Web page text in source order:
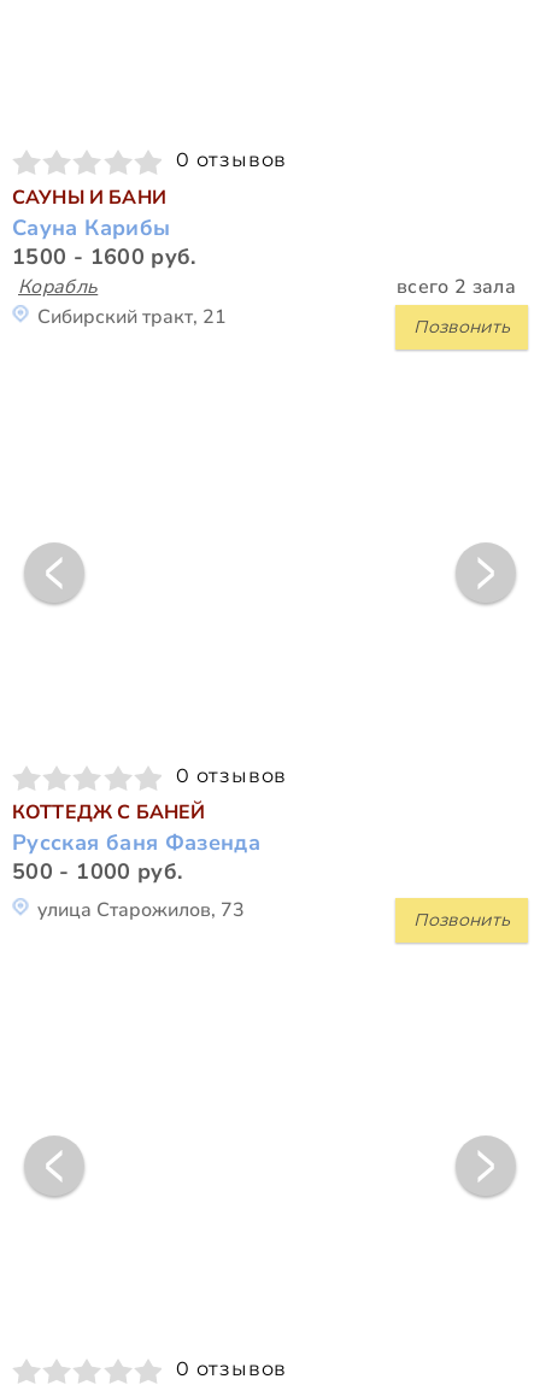
0 отзывов
САУНЫ И БАНИ
Сауна Карибы
1500 - 1600 руб.
Корабль всего 2 зала
Позвонить
Сибирский тракт, 21
0 отзывов
КОТТЕДЖ С БАНЕЙ
Русская баня Фазенда
500 - 1000 руб.
Позвонить
улица Старожилов, 73
0 отзывов